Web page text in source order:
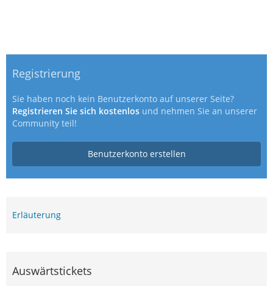
Registrierung
Sie haben noch kein Benutzerkonto auf unserer Seite?
Registrieren Sie sich kostenlos und nehmen Sie an unserer
Community teil!
Benutzerkonto erstellen
Erläuterung
Auswärtstickets